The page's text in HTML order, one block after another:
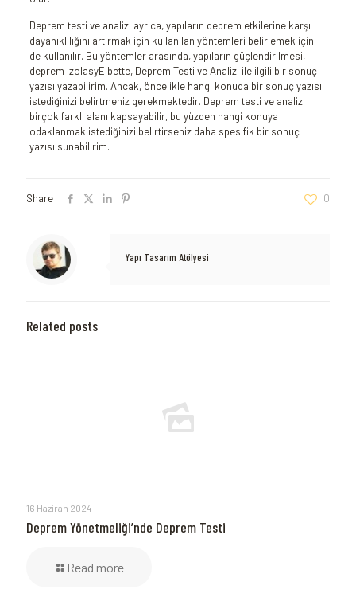
Deprem testi ve analizi ayrıca, yapıların deprem etkilerine karşı
dayanıklılığını artırmak için kullanılan yöntemleri belirlemek için
de kullanılır. Bu yöntemler arasında, yapıların güçlendirilmesi,
deprem izolasyElbette, Deprem Testi ve Analizi ile ilgili bir sonuç
yazısı yazabilirim. Ancak, öncelikle hangi konuda bir sonuç yazısı
istediğinizi belirtmeniz gerekmektedir. Deprem testi ve analizi
birçok farklı alanı kapsayabilir, bu yüzden hangi konuya
odaklanmak istediğinizi belirtirseniz daha spesifik bir sonuç
yazısı sunabilirim.
Share 0
Yapı Tasarım Atölyesi
Related posts
16 Haziran 2024
Deprem Yönetmeliği’nde Deprem Testi
Read more